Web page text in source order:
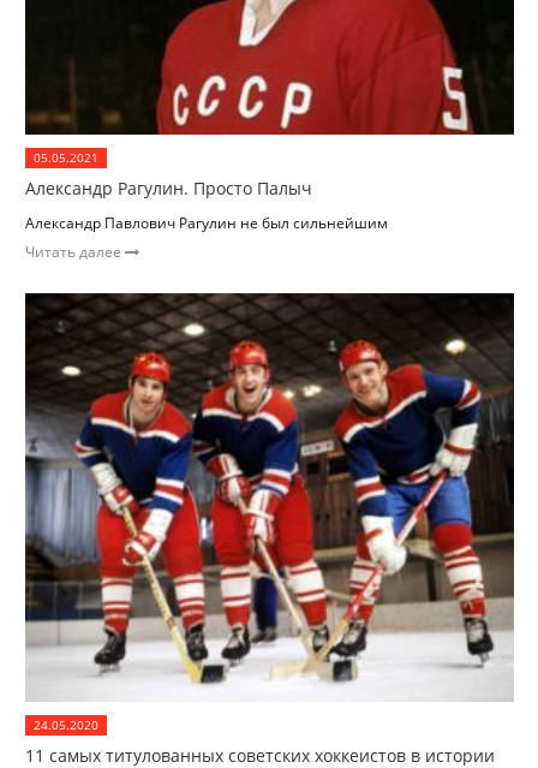
05.05.2021
Александр Рагулин. Просто Палыч
Александр Павлович Рагулин не был сильнейшим
Читать далее
24.05.2020
11 самых титулованных советских хоккеистов в истории